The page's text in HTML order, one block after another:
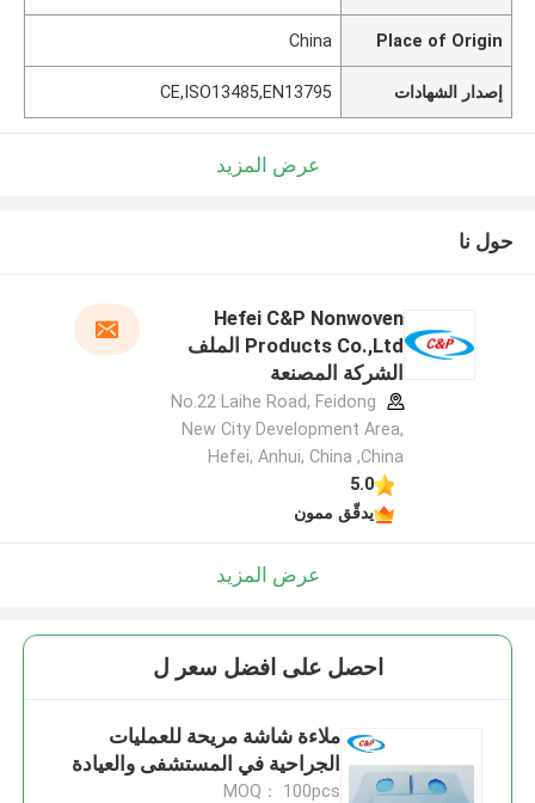
Place of Origin
China
إصدار الشهادات CE,ISO13485,EN13795
عرض المزيد
حول نا
Hefei C&P Nonwoven
Products Co.,Ltd الملف
الشركة المصنعة
No.22 Laihe Road, Feidong
New City Development Area,
Hefei, Anhui, China ,China
5.0
يدقّق ممون
عرض المزيد
احصل على افضل سعر ل
ملاءة شاشة مريحة للعمليات
الجراحية في المستشفى والعيادة
MOQ： 100pcs